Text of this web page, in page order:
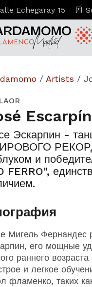
Echegaray 15
/ Artists /
Escarpín
Эскарпин -
и
FERRO",
Мигель Фернандес
его мощные
раннего
и легкое
фламенко, таких